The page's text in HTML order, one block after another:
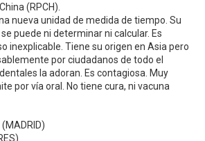
(RPCH).
nueva unidad de medida de tiempo. Su
puede ni determinar ni calcular. Es
inexplicable. Tiene su origen en Asia pero
por ciudadanos de todo el
la adoran. Es contagiosa. Muy
por vía oral. No tiene cura, ni vacuna
(MADRID)